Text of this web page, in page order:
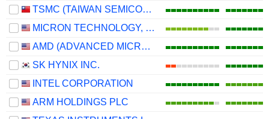
TSMC (TAIWAN SEMICONDUCTOR MANUFACTURING COMPANY)
MICRON TECHNOLOGY, INC.
AMD (ADVANCED MICRO DEVICES)
SK HYNIX INC.
INTEL CORPORATION
ARM HOLDINGS PLC